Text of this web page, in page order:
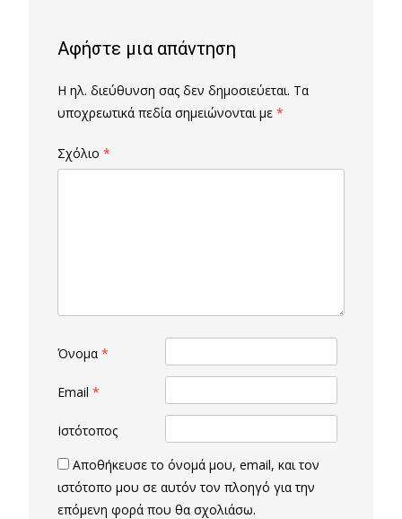
Αφήστε μια απάντηση
Η ηλ. διεύθυνση σας δεν δημοσιεύεται. Τα
υποχρεωτικά πεδία σημειώνονται με *
Σχόλιο *
Όνομα *
Email *
Ιστότοπος
Αποθήκευσε το όνομά μου, email, και τον
ιστότοπο μου σε αυτόν τον πλοηγό για την
επόμενη φορά που θα σχολιάσω.